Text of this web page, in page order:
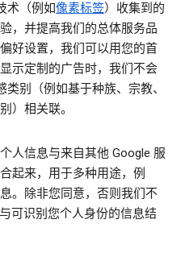
术（例如像素标签）收集到的
，并提高我们的总体服务品
好设置，我们可以用您的首
示定制的广告时，我们不会
别（例如基于种族、宗教、
）相关联。
人信息与来自其他 Google 服
起来，用于多种用途，例
。除非您同意，否则我们不
可识别您个人身份的信息结